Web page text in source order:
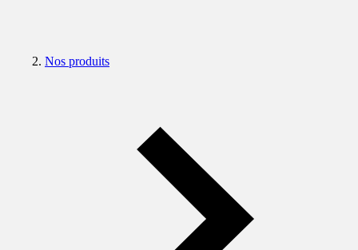
Nos produits